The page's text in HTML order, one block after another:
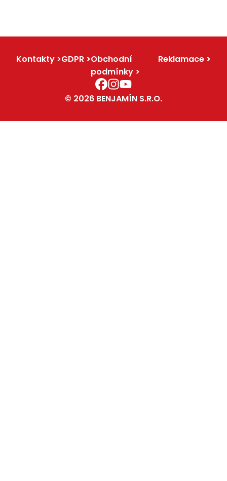
Kontakty GDPR
Obchodní
podmínky
Reklamace
© 2026 BENJAMÍN S.R.O.